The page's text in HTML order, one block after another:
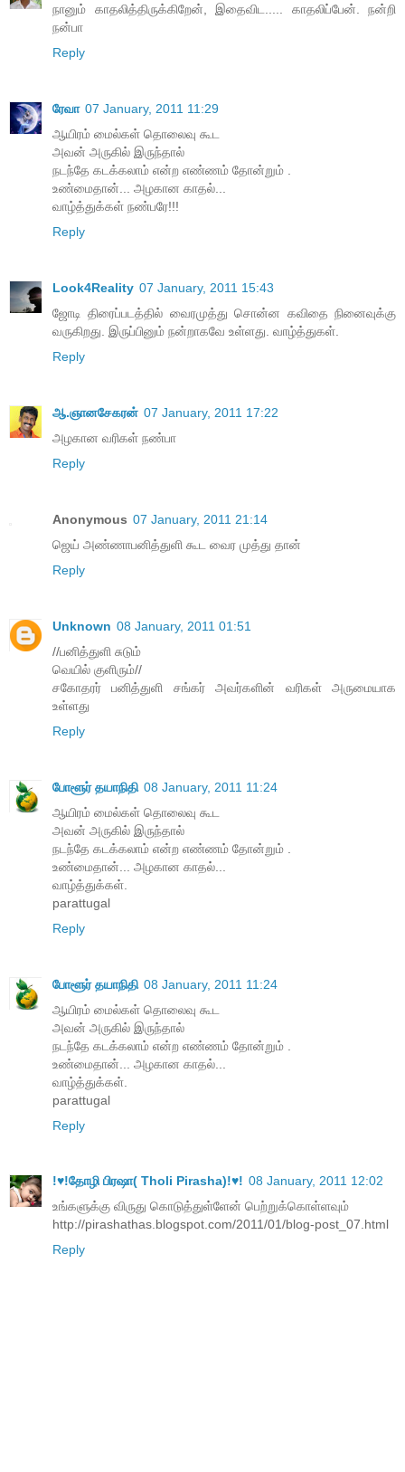
நானும் காதலித்திருக்கிறேன், இதைவிட..... காதலிப்பேன். நன்றி
நன்பா
Reply
ரேவா 07 January, 2011 11:29
ஆயிரம் மைல்கள் தொலைவு கூட
அவன் அருகில் இருந்தால்
நடந்தே கடக்கலாம் என்ற எண்ணம் தோன்றும் .
உண்மைதான்... அழகான காதல்...
வாழ்த்துக்கள் நண்பரே!!!
Reply
Look4Reality 07 January, 2011 15:43
ஜோடி திரைப்படத்தில் வைரமுத்து சொன்ன கவிதை நினைவுக்கு
வருகிறது. இருப்பினும் நன்றாகவே உள்ளது. வாழ்த்துகள்.
Reply
ஆ.ஞானசேகரன் 07 January, 2011 17:22
அழகான வரிகள் நண்பா
Reply
Anonymous 07 January, 2011 21:14
ஜெய் அண்ணாபனித்துளி கூட வைர முத்து தான்
Reply
Unknown 08 January, 2011 01:51
//பனித்துளி சுடும்
வெயில் குளிரும்//
சகோதரர் பனித்துளி சங்கர் அவர்களின் வரிகள் அருமையாக
உள்ளது
Reply
போளூர் தயாநிதி 08 January, 2011 11:24
ஆயிரம் மைல்கள் தொலைவு கூட
அவன் அருகில் இருந்தால்
நடந்தே கடக்கலாம் என்ற எண்ணம் தோன்றும் .
உண்மைதான்... அழகான காதல்...
வாழ்த்துக்கள்.
parattugal
Reply
போளூர் தயாநிதி 08 January, 2011 11:24
ஆயிரம் மைல்கள் தொலைவு கூட
அவன் அருகில் இருந்தால்
நடந்தே கடக்கலாம் என்ற எண்ணம் தோன்றும் .
உண்மைதான்... அழகான காதல்...
வாழ்த்துக்கள்.
parattugal
Reply
!♥!தோழி பிரஷா( Tholi Pirasha)!♥! 08 January, 2011 12:02
உங்களுக்கு விருது கொடுத்துள்ளேன் பெற்றுக்கொள்ளவும்
http://pirashathas.blogspot.com/2011/01/blog-post_07.html
Reply